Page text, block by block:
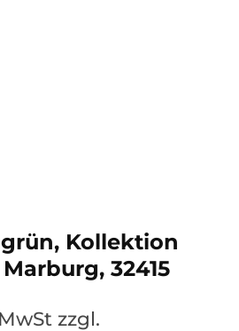
Kollektion
32415
zzgl.